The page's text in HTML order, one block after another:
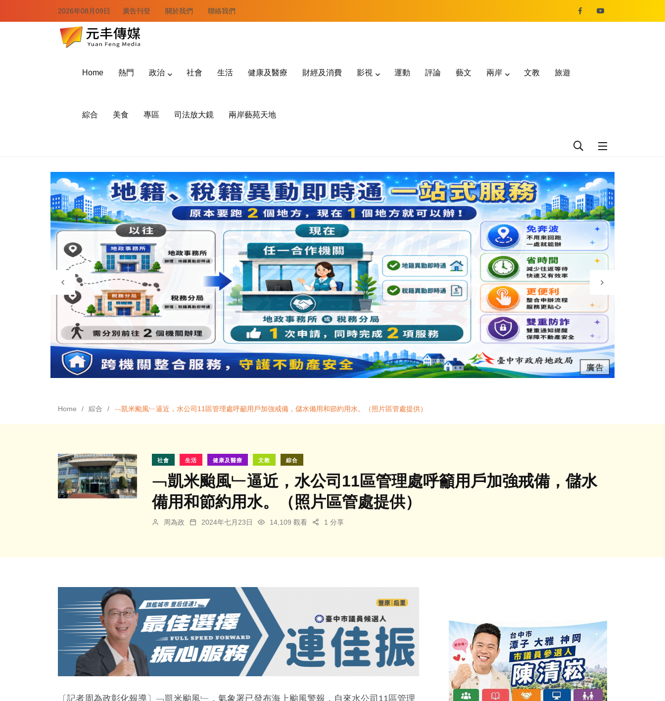
2026年08月09日 廣告刊登 關於我們 聯絡我們
Home 熱門 政治 社會 生活 健康及醫療 財經及消費 影視 運動 評論 藝文 兩岸 文教 旅遊
綜合 美食 專區 司法放大鏡 兩岸藝苑天地
Home 綜合 ﹁凱米颱風﹂逼近，水公司11區管理處呼籲用戶加強戒備，儲水備用和節約用水。（照片區管處提供）
社會 生活 健康及醫療 文教 綜合
﹁凱米颱風﹂逼近，水公司11區管理處呼籲用戶加強戒備，儲水
備用和節約用水。（照片區管處提供）
周為政 2024年七月23日 14,109 觀看 1 分享
〔記者周為政彰化報導〕﹁凱米颱風﹂，氣象署已發布海上颱風警報，自來水公司11區管理